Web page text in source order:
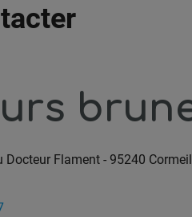
Docteur Flament- 95240